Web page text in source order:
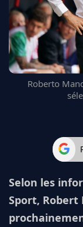
FC BARCELONE
MANCHESTER
CHELSEA
ARSENAL
BAYERN
L'AVIS DE LA
Roberto
Selon les
Sport, Robert